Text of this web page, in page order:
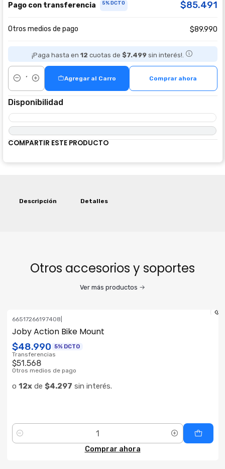
Pago con transferencia 5% DCTO $85.491
Otros medios de pago $89.990
¡Paga hasta en 12 cuotas de $7.499 sin interés!.
Cantidad
Agregar al Carro Comprar ahora
Disponibilidad
COMPARTIR ESTE PRODUCTO
Descripción Detalles
Otros accesorios y soportes
Ver más productos
66517266197408
Joby Action Bike Mount
$48.990 5% DCTO
Transferencias
$51.568
Otros medios de pago
o 12xde $4.297 sin interés.
Cantidad
Comprar ahora